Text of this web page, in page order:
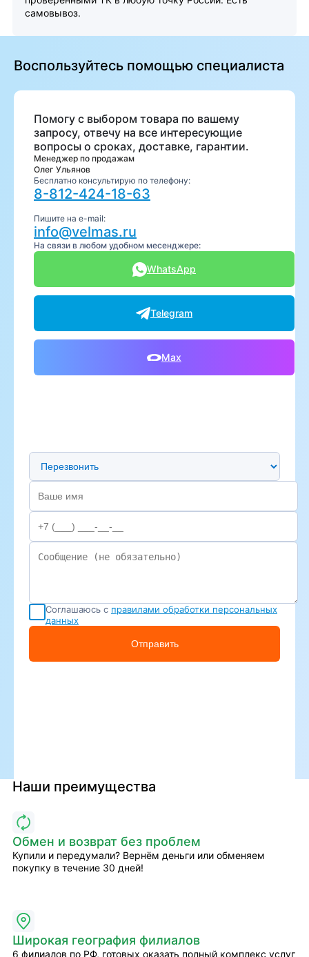
самовывоз.
Воспользуйтесь помощью специалиста
Помогу с выбором товара по вашему
запросу, отвечу на все интересующие
вопросы о сроках, доставке, гарантии.
Менеджер по продажам
Олег Ульянов
Бесплатно консультирую по телефону:
8-812-424-18-63
Пишите на e-mail:
info@velmas.ru
На связи в любом удобном месенджере:
WhatsApp
Telegram
Max
Предпочтительный способ связи
Соглашаюсь с правилами обработки персональных
данных
Отправить
Наши преимущества
Обмен и возврат без проблем
Купили и передумали? Вернём деньги или обменяем
покупку в течение 30 дней!
Широкая география филиалов
6 филиалов по РФ, готовых оказать полный комплекс услуг